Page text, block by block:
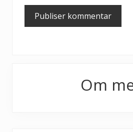
Om